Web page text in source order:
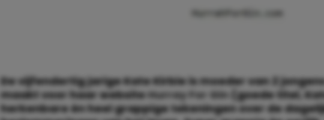
De vijfendertig jarige Kate Kirbie is moeder van 2
maakt voor haar websiteHurray For Gin (goede titel,
herkenbare én heel grappige tekeningen over de